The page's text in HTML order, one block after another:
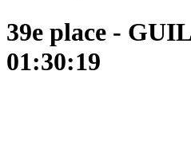
39e place -
01:30:19